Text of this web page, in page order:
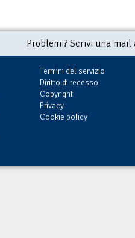
Problemi? Scrivi una
Termini del servizio
Diritto di recesso
Copyright
Privacy
Cookie policy